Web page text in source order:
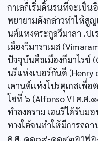
กาเลก็เริ่มดิ้นรนที่จะเป็
พยายามดังกล่าวทำให้สูญ
นต์แห่งตระกูลวีมาลา เป
เมืองวีมาราเมส
ปัจจุบันคือเมืองกีมาไรช์
นรีแห่งเบอร์กันดี (Henry
เคานต์แห่งโปรตุเกสเพื่
โซที่ ๖ (Alfonso VI ค.ศ.
ทำสงคราม เฮนรีได้รับม
ทางใต้จนทำให้มีการสถ
ค.ศ. ๑๑๐๙-๑๑๔๓อาฟอง